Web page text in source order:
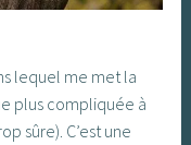
lequel me met la
plus compliquée à
sûre). C’est une